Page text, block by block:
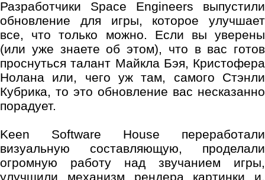
Разработчики Space Engineers выпустили
обновление для игры, которое улучшает
все, что только можно. Если вы уверены
(или уже знаете об этом), что в вас готов
проснуться талант Майкла Бэя, Кристофера
Нолана или, чего уж там, самого Стэнли
Кубрика, то это обновление вас несказанно
порадует.
Keen Software House переработали
визуальную составляющую, проделали
огромную работу над звучанием игры,
улучшили механизм рендера картинки и,